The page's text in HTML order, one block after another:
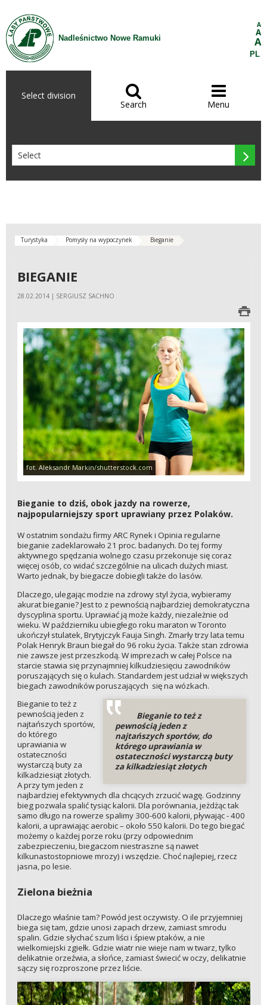
Skip to Content
Nadleśnictwo Nowe Ramuki
A
A
A
PL
Select division 
Search

Menu

Turystyka Pomysły na wypoczynek Bieganie
BIEGANIE
28.02.2014 | SERGIUSZ SACHNO
fot. Aleksandr Markin/shutterstock.com
Bieganie to dziś, obok jazdy na rowerze,
najpopularniejszy sport uprawiany przez Polaków.
W ostatnim sondażu firmy ARC Rynek i Opinia regularne
bieganie zadeklarowało 21 proc. badanych. Do tej formy
aktywnego spędzania wolnego czasu przekonuje się coraz
więcej osób, co widać szczególnie na ulicach dużych miast.
Warto jednak, by biegacze dobiegli także do lasów.
Dlaczego, ulegając modzie na zdrowy styl życia, wybieramy
akurat bieganie? Jest to z pewnością najbardziej demokratyczna
dyscyplina sportu. Uprawiać ją może każdy, niezależnie od
wieku. W październiku ubiegłego roku maraton w Toronto
ukończył stulatek, Brytyjczyk Fauja Singh. Zmarły trzy lata temu
Polak Henryk Braun biegał do 96 roku życia. Także stan zdrowia
nie zawsze jest przeszkodą. W imprezach w całej Polsce na
starcie stawia się przynajmniej kilkudziesięciu zawodników
poruszających się o kulach. Standardem jest udział w większych
biegach zawodników poruszających się na wózkach.
Bieganie to też z
pewnością jeden z
najtańszych sportów, do
którego uprawiania w
ostateczności wystarczą buty
za kilkadziesiąt złotych
Bieganie to też z
pewnością jeden z
najtańszych sportów,
do którego
uprawiania w
ostateczności
wystarczą buty za
kilkadziesiąt złotych.
A przy tym jeden z
najbardziej efektywnych dla chcących zrzucić wagę. Godzinny
bieg pozwala spalić tysiąc kalorii. Dla porównania, jeżdżąc tak
samo długo na rowerze spalimy 300-600 kalorii, pływając - 400
kalorii, a uprawiając aerobic – około 550 kalorii. Do tego biegać
możemy o każdej porze roku (przy odpowiednim
zabezpieczeniu, biegaczom niestraszne są nawet
kilkunastostopniowe mrozy) i wszędzie. Choć najlepiej, rzecz
jasna, po lesie.
Zielona bieżnia
Dlaczego właśnie tam? Powód jest oczywisty. O ile przyjemniej
biega się tam, gdzie unosi zapach drzew, zamiast smrodu
spalin. Gdzie słychać szum liści i śpiew ptaków, a nie
wielkomiejski zgiełk. Gdzie wiatr nie wieje nam w twarz, tylko
delikatnie orzeźwia, a słońce, zamiast świecić w oczy, delikatnie
sączy się rozproszone przez liście.